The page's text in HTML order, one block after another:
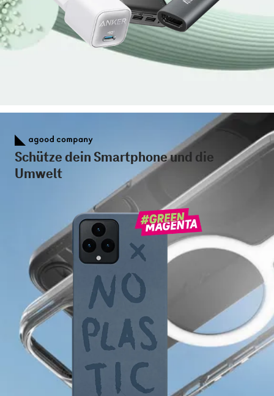
Schütze dein Smartphone und die
Umwelt